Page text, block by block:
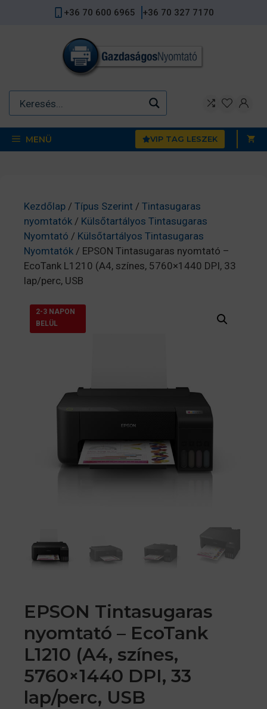
+36 70 600 6965 +36 70 327 7170
MENÜ VIP TAG LESZEK
Kezdőlap / Típus Szerint / Tintasugaras
nyomtatók / Külsőtartályos Tintasugaras
Nyomtató / Külsőtartályos Tintasugaras
Nyomtatók / EPSON Tintasugaras nyomtató –
EcoTank L1210 (A4, színes, 5760×1440 DPI, 33
lap/perc, USB
2-3 NAPON
BELÜL
EPSON Tintasugaras
nyomtató – EcoTank
L1210 (A4, színes,
5760×1440 DPI, 33
lap/perc, USB